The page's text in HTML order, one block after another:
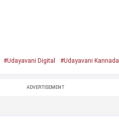
#Udayavani Digital #Udayavani Kannada
ADVERTISEMENT